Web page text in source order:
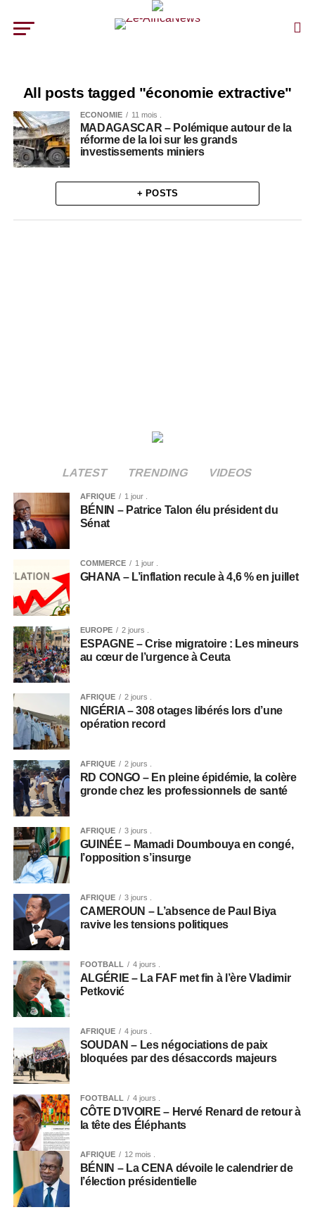
All posts tagged "économie extractive"
ECONOMIE 11 mois .
MADAGASCAR – Polémique autour de la
réforme de la loi sur les grands
investissements miniers
+ POSTS
LATEST TRENDING VIDEOS
AFRIQUE 1 jour .
BÉNIN – Patrice Talon élu président du
Sénat
COMMERCE 1 jour .
GHANA – L’inflation recule à 4,6 % en juillet
EUROPE 2 jours .
ESPAGNE – Crise migratoire : Les mineurs
au cœur de l’urgence à Ceuta
AFRIQUE 2 jours .
NIGÉRIA – 308 otages libérés lors d’une
opération record
AFRIQUE 2 jours .
RD CONGO – En pleine épidémie, la colère
gronde chez les professionnels de santé
AFRIQUE 3 jours .
GUINÉE – Mamadi Doumbouya en congé,
l’opposition s’insurge
AFRIQUE 3 jours .
CAMEROUN – L’absence de Paul Biya
ravive les tensions politiques
FOOTBALL 4 jours .
ALGÉRIE – La FAF met fin à l’ère Vladimir
Petković
AFRIQUE 4 jours .
SOUDAN – Les négociations de paix
bloquées par des désaccords majeurs
FOOTBALL 4 jours .
CÔTE D’IVOIRE – Hervé Renard de retour à
la tête des Éléphants
AFRIQUE 12 mois .
BÉNIN – La CENA dévoile le calendrier de
l’élection présidentielle